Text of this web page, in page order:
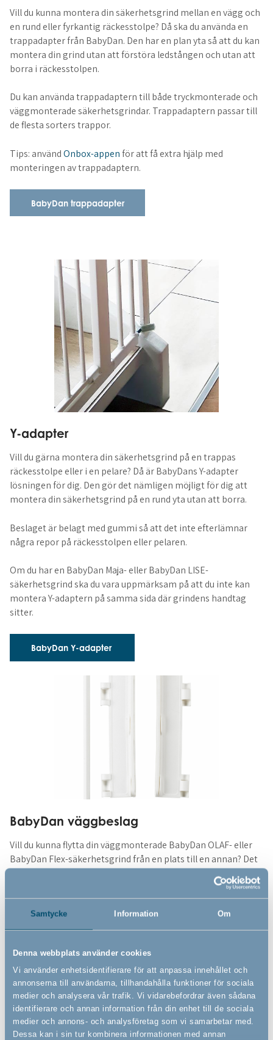
Samtycke Information Om
Denna webbplats använder cookies
Vi använder enhetsidentifierare för att anpassa innehållet och
annonserna till användarna, tillhandahålla funktioner för sociala
medier och analysera vår trafik. Vi vidarebefordrar även sådana
identifierare och annan information från din enhet till de sociala
medier och annons- och analysföretag som vi samarbetar med.
Dessa kan i sin tur kombinera informationen med annan
Vill du kunna montera din säkerhetsgrind mellan en vägg och
en rund eller fyrkantig räckesstolpe? Då ska du använda en
trappadapter från BabyDan. Den har en plan yta så att du kan
montera din grind utan att förstöra ledstången och utan att
borra i räckesstolpen.
Du kan använda trappadaptern till både tryckmonterade och
väggmonterade säkerhetsgrindar. Trappadaptern passar till
de flesta sorters trappor.
Tips: användOnbox-appenför att få extra hjälp med
monteringen av trappadaptern.
BabyDan trappadapter
Y-adapter
Vill du gärna montera din säkerhetsgrind på en trappas
räckesstolpe eller i en pelare? Då är BabyDans Y-adapter
lösningen för dig. Den gör det nämligen möjligt för dig att
montera din säkerhetsgrind på en rund yta utan att borra.
Beslaget är belagt med gummi så att det inte efterlämnar
några repor på räckesstolpen eller pelaren.
Om du har en BabyDan Maja- eller BabyDan LISE-
säkerhetsgrind ska du vara uppmärksam på att du inte kan
montera Y-adaptern på samma sida där grindens handtag
sitter.
BabyDan Y-adapter
BabyDan väggbeslag
Vill du kunna flytta din väggmonterade BabyDan OLAF- eller
BabyDan Flex-säkerhetsgrind från en plats till en annan? Det
kan du med BabyDan väggbeslag. De ska monteras i väggen
med skruvar vilket gör att du fritt kan klicka på och av din
säkerhetsgrind på beslagen som du vill – beslagen sitter kvar
på väggen när du flyttar grinden.
gärna vill kunna använda din säkerhetsgrind. Du kan till
exempel ha väggbeslag hemma och i sommarstugan så att
du kan använda grinden både hemma och på semestern.
Väggbeslagen passar till alla BabyDan OLAF- och BabyDan
Flex-säkerhetsgrindar samt alla medium och large